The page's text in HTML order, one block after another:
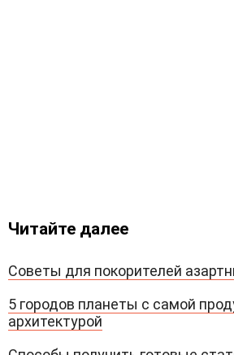
Читайте далее
Советы для покорителей
5 городов планеты с самой
архитектурой